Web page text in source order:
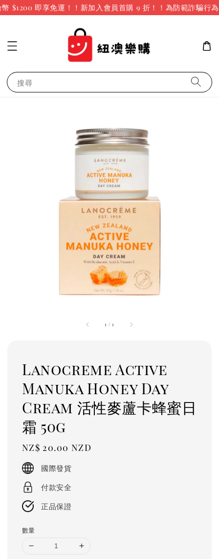
$1200 即享免運！！新加入會員首購 9 折！！ 為防範詐騙行
搜尋
1 /1
Lanocreme Active
Manuka Honey Day
Cream 活性麥蘆卡蜂蜜日
霜 50g
Regular
price
NZ$ 20.00 NZD
國際發貨
付款安全
正品保證
數量